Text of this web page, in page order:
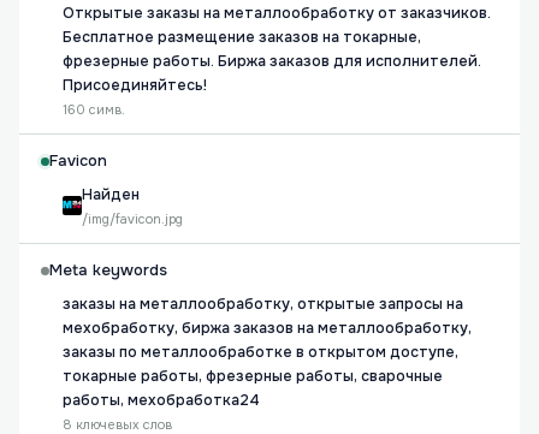
Открытые заказы на металлообработку от заказчиков.
Бесплатное размещение заказов на токарные,
фрезерные работы. Биржа заказов для исполнителей.
Присоединяйтесь!
160 симв.
Favicon
Найден
/img/favicon.jpg
Meta keywords
заказы на металлообработку, открытые запросы на
мехобработку, биржа заказов на металлообработку,
заказы по металлообработке в открытом доступе,
токарные работы, фрезерные работы, сварочные
работы, мехобработка24
8 ключевых слов